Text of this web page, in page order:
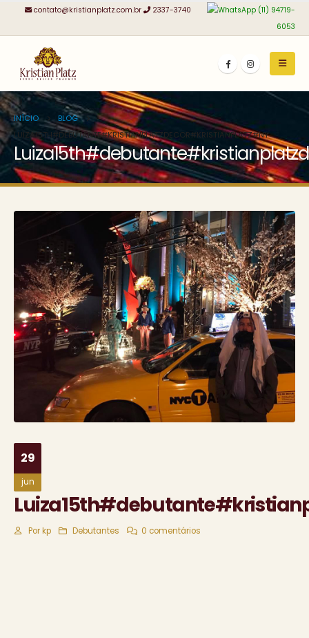
contato@kristianplatz.com.br 2337-3740
(11) 94719-
6053
INÍCIO
BLOG
LUIZA15TH#DEBUTANTE#KRISTIANPLATZDECOR#KRISTIANPLATZ#NY
29
jun
Por kp Debutantes 0 comentários